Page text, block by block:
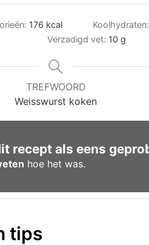
176 kcal Koolhydraten:
Verzadigd vet: 10 g
TREFWOORD
Weisswurst koken
recept als eens
hoe het was.
tips